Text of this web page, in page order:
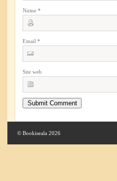
Nume *
Email *
Site web
© Bookiseala 2026